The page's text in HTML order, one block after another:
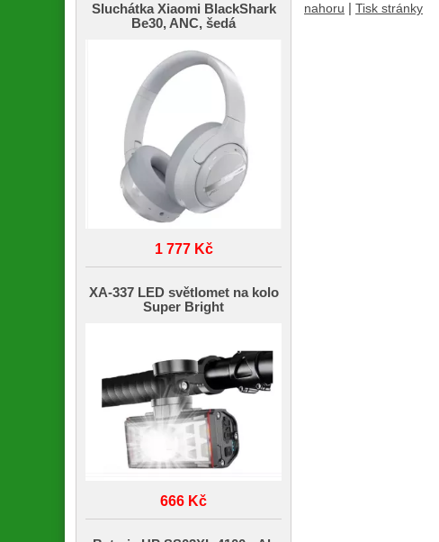
nahoru Tisk stránky
Sluchátka Xiaomi BlackShark
Be30, ANC, šedá
1 777 Kč
XA-337 LED světlomet na kolo
Super Bright
666 Kč